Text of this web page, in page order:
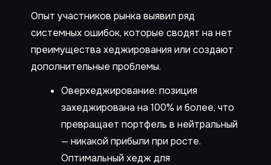
Опыт участников рынка выявил ряд
системных ошибок, которые сводят на нет
преимущества хеджирования или создают
дополнительные проблемы.
Оверхеджирование: позиция
захеджирована на 100% и более, что
превращает портфель в нейтральный
— никакой прибыли при росте.
Оптимальный хедж для